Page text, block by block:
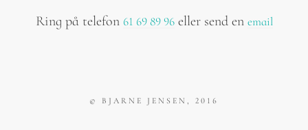
Ring på telefon 61 69 89 96eller send en email
© BJARNE JENSEN , 2016